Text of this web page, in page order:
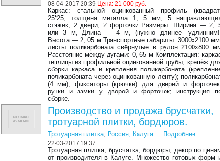
08-04-2017 20:39 Цена:21 000 руб.
Каркас: стальной оцинкованный профиль
25*25, толщина металла 1, 5 мм, 5
стяжек, 2 двери, 2 форточки Размеры: Ширина — 2,
или 3 м, Длина — 4 м, (нужно длинее-
Высота — 2, 05 м Транспортные габариты: 3000х2100
листы поликарбоната свёрнутые в рулон 2100х800
Расстояние между дугами: 0, 65 м Комплектация:
теплицы из профильной оцинкованной трубы; крепёж
сборки каркаса и крепления поликарбоната
поликарбоната через оцинкованную ленту);
(4 мм); фиксаторы (крючки) для дверей и
ручки и замки у дверей и форточек; инструкция
сборке.
Производство и продажа брусчатки,
тротуарной плитки, бордюров.
Тротуарная плитка, Россия, Калуга... Подробнее ...
22-03-2017 19:37
Тротуарная плитка, брусчатка, бордюры, декор по
от производителя в Калуге. Множество готовых форм